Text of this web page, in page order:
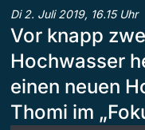
Di 2. Juli 2019, 16.15 Uhr
Vor knapp
Hochwasser
einen neuen
Thomi im